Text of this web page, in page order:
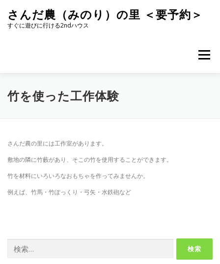
キ
さんだ農（みのり）の里 ＜要予約＞
すぐに遊びに行ける2ndハウス
メニュー
竹を使った工作体験
さんだ農の里には工作室があります。
敷地の隣に竹藪があり、そこの竹を使用することができます。
竹を材料にいろいろなおもちゃを作ってみませんか。
例えば、竹馬・竹ぽっくり・弓矢・水鉄砲など
索: